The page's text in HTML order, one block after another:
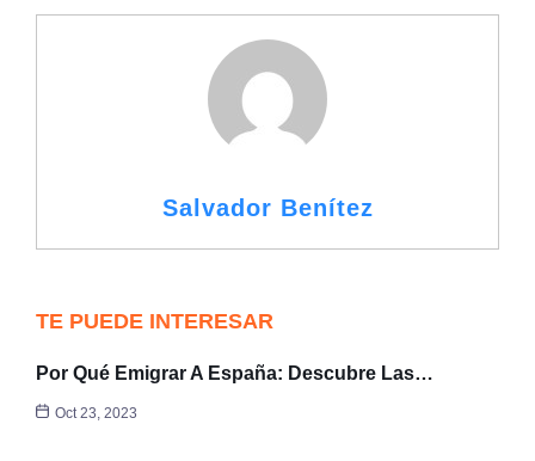
Salvador Benítez
TE PUEDE INTERESAR
Por Qué Emigrar A España: Descubre Las…
Oct 23, 2023